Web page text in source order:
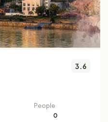
3.6
People
0